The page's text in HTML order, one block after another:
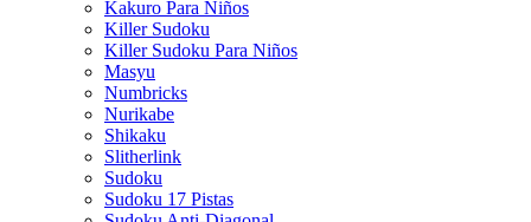
Kakuro Para Niños
Killer Sudoku
Killer Sudoku Para Niños
Masyu
Numbricks
Nurikabe
Shikaku
Slitherlink
Sudoku
Sudoku 17 Pistas